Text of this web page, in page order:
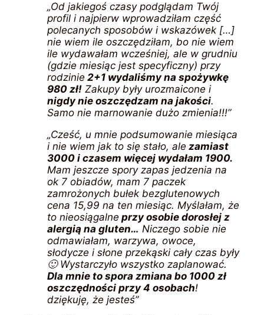
„Od jakiegoś czasy podglądam Twój
profil i najpierw wprowadziłam część
polecanych sposobów i wskazówek […]
nie wiem ile oszczędziłam, bo nie wiem
ile wydawałam wcześniej, ale w grudniu
(gdzie miesiąc jest specyficzny) przy
rodzinie 2+1 wydaliśmy na spożywkę
980 zł! Zakupy były urozmaicone i
nigdy nie oszczędzam na jakości.
Samo nie marnowanie dużo zmienia!!!”
„Cześć, u mnie podsumowanie miesiąca
i nie wiem jak to się stało, ale zamiast
3000 i czasem więcej wydałam 1900.
Mam jeszcze spory zapas jedzenia na
ok 7 obiadów, mam 7 paczek
zamrożonych bułek bezglutenowych
cena 15,99 na ten miesiąc. Myślałam, że
to nieosiągalne przy osobie dorosłej z
alergią na gluten… Niczego sobie nie
odmawiałam, warzywa, owoce,
słodycze i słone przekąski cały czas były
🙂 Wystarczyło wszystko zaplanować.
Dla mnie to spora zmiana bo 1000 zł
oszczędności przy 4 osobach!
dziękuję, że jesteś”